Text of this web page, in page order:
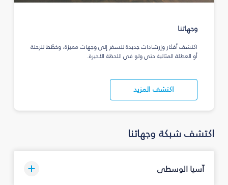
وجهاتنا
اكتشف أفكار وإرشادات جديدة للسفر إلى وجهات مميزة، وخطّط للرحلة
أو العطلة المثالية حتى ولو في اللحظة الأخيرة.
اكتشف المزيد
اكتشف شبكة وجهاتنا
آسيا الوسطى